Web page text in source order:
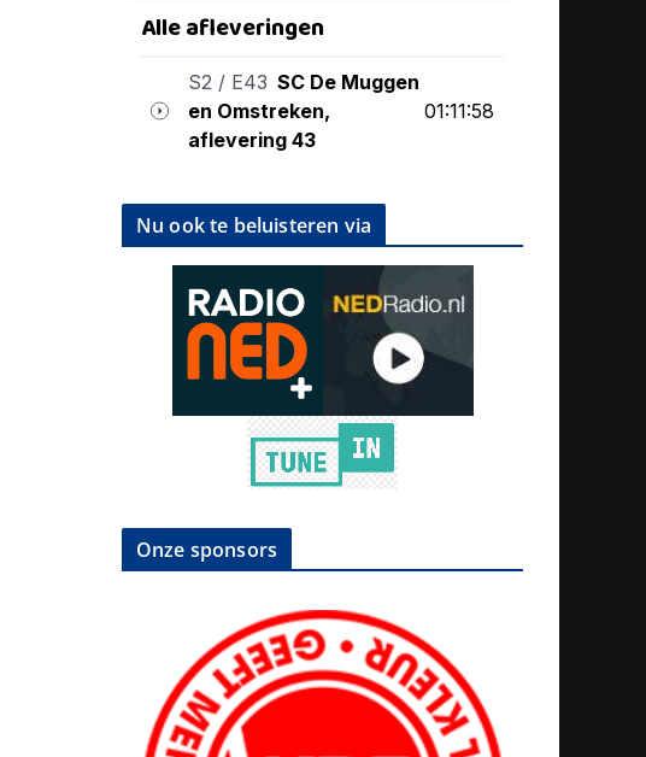
Nu ook te beluisteren via
Onze sponsors